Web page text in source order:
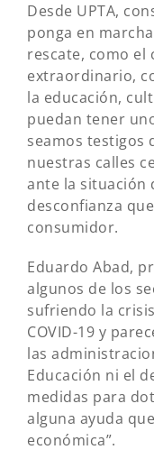
Desde UPTA,
ponga en
rescate, como el
extraordinario,
la educación,
puedan tener
seamos testigos
nuestras calles
ante la situación
desconfianza
consumidor.
Eduardo Abad,
algunos de los
sufriendo la
COVID-19 y
las
Educación ni el
medidas para
alguna ayuda
económica”.